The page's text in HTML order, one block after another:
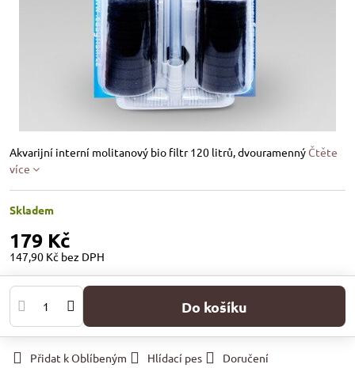
Akvarijní interní molitanový bio filtr 120 litrů, dvouramennýČtěte
více
Skladem
179 Kč
147,90 Kč bez DPH
Do košíku
Přidat k Oblíbeným Hlídací pes
Doručení